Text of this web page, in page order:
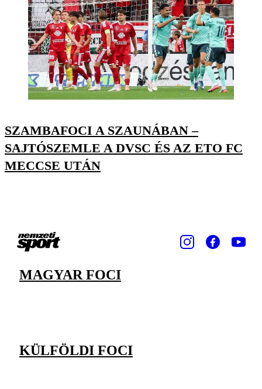
SZAMBAFOCI A SZAUNÁBAN –
SAJTÓSZEMLE A DVSC ÉS AZ ETO FC
MECCSE UTÁN
MAGYAR FOCI
KÜLFÖLDI FOCI